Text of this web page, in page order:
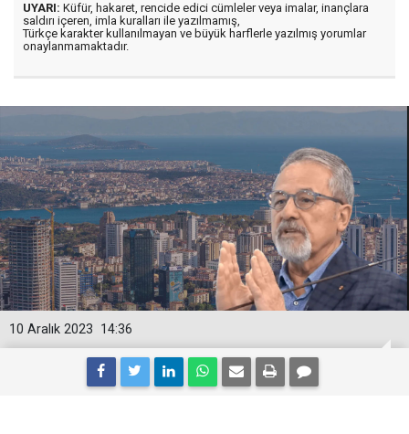
UYARI: Küfür, hakaret, rencide edici cümleler veya imalar, inançlara
saldırı içeren, imla kuralları ile yazılmamış,
Türkçe karakter kullanılmayan ve büyük harflerle yazılmış yorumlar
onaylanmamaktadır.
14:36
10 Aralık 2023